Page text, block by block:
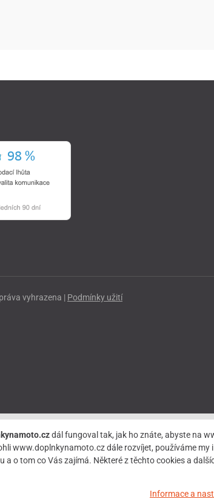
vyhrazena | Podmínky užití
dál fungoval tak, jak ho znáte, abyste na
www.doplnkynamoto.cz dále rozvíjet, používáme
a o tom co Vás zajímá. Některé z těchto cookies a
Informace a